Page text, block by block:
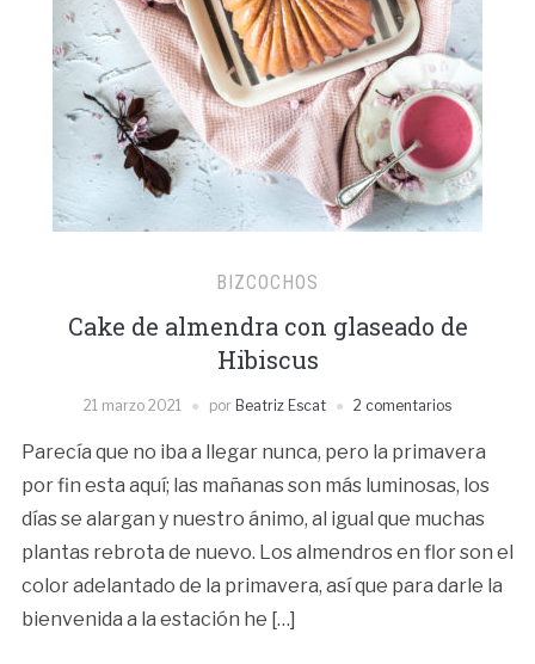
BIZCOCHOS
Cake de almendra con glaseado de
Hibiscus
21 marzo 2021 por Beatriz Escat 2 comentarios
Parecía que no iba a llegar nunca, pero la primavera
por fin esta aquí; las mañanas son más luminosas, los
días se alargan y nuestro ánimo, al igual que muchas
plantas rebrota de nuevo. Los almendros en flor son el
color adelantado de la primavera, así que para darle la
bienvenida a la estación he […]